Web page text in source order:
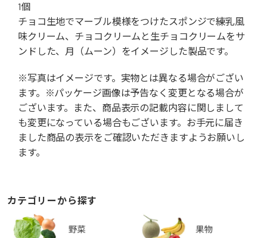
1個
チョコ生地でマーブル模様をつけたスポンジで練乳風
味クリーム、チョコクリームと生チョコクリームをサ
ンドした、月（ムーン）をイメージした製品です。
※写真はイメージです。実物とは異なる場合がござい
ます。※パッケージ画像は予告なく変更となる場合が
ございます。また、商品表示の記載内容に関しまして
も変更になっている場合もございます。お手元に届き
ました商品の表示をご確認いただきますようお願いし
ます。
カテゴリーから探す